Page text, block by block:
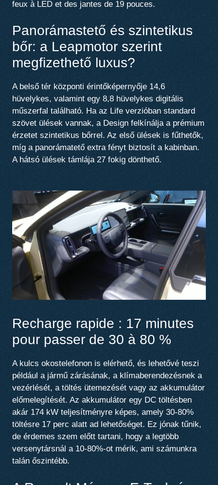
feux à LED et des jantes de 19 pouces.
Panorámastető és szintetikus
bőr: a Leapmotor szerint
megfizethető luxus?
A belső tér központi érintőképernyője 14,6
hüvelykes, valamint egy 8,8 hüvelykes digitális
műszerfal található. Ha az Life verzióban standard
szövet ülések vannak, a Design felkínálja a prémium
érzetet szintetikus bőrrel. Az első ülések is fűthetők,
míg a panorámatető extra fényt biztosít a kabinban.
A hátsó ülések támlája 27 fokig dönthető.
Recharge rapide : 17 minutes
pour passer de 30 à 80 %
A kulcs okostelefonon is elérhető, és lehetővé teszi
például a jármű zárásának, a klímaberendezésnek a
vezérlését, a töltés ütemezését vagy az akkumulátor
előmelegítését. Az akkumulátor egy DC töltésben
akár 174 kW teljesítményre képes, amely 30-80%
töltésre 17 perc alattad lehetőséget. Ez jónak tűnik,
de érdemes szem előtt tartani, hogy a legtöbb
versenytársnál a 10-80%-ot mérik, ami számunkra
talán őszintébb.